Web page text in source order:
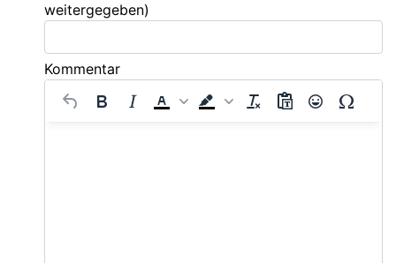
weitergegeben)
Kommentar